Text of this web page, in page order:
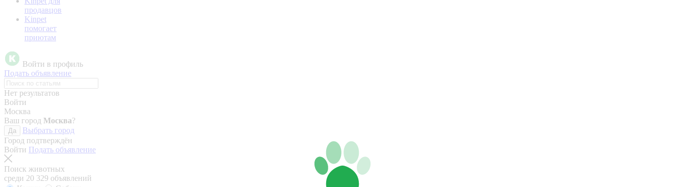
продавцов
Kinpet
помогает
приютам
Войти в профиль
Подать объявление
Нет результатов
Войти
Москва
Ваш город Москва?
Да
Выбрать город
Город подтверждён
Войти Подать объявление
Поиск животных
среди 20 329 объявлений